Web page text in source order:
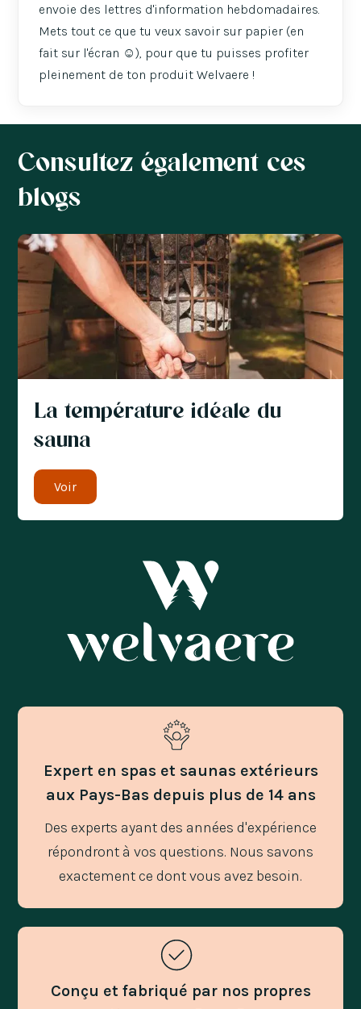
envoie des lettres d'information hebdomadaires.
Mets tout ce que tu veux savoir sur papier (en
fait sur l'écran ☺️), pour que tu puisses profiter
pleinement de ton produit Welvaere !
Consultez également ces
blogs
La température idéale du
sauna
Voir
Expert en spas et saunas extérieurs
aux Pays-Bas depuis plus de 14 ans
Des experts ayant des années d'expérience
répondront à vos questions. Nous savons
exactement ce dont vous avez besoin.
Conçu et fabriqué par nos propres